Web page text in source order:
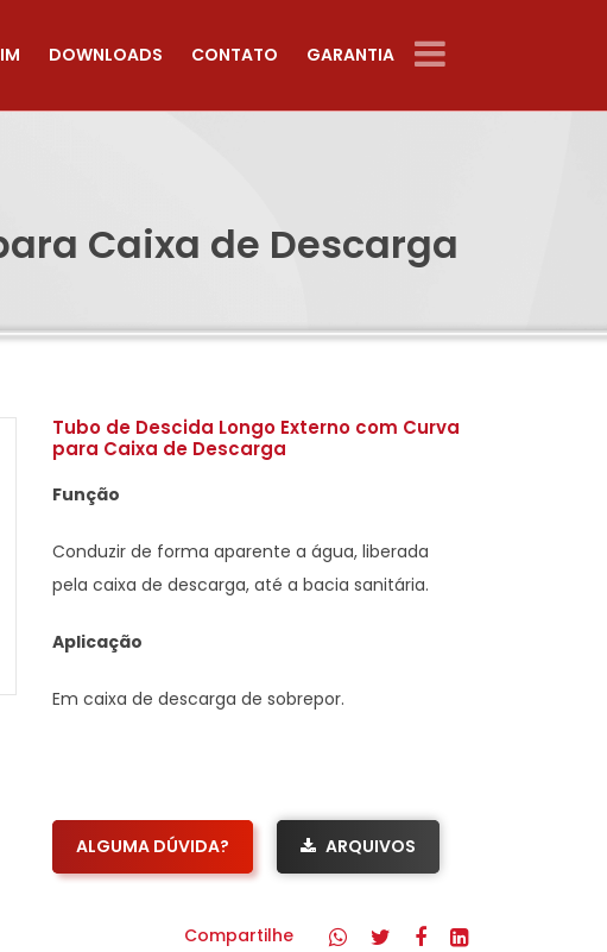
DOWNLOADS CONTATO GARANTIA
Caixa de Descarga
Tubo de Descida Longo Externo com Curva
para Caixa de Descarga
Função
Conduzir de forma aparente a água, liberada
pela caixa de descarga, até a bacia sanitária.
Aplicação
Em caixa de descarga de sobrepor.
ALGUMA DÚVIDA? ARQUIVOS
Compartilhe